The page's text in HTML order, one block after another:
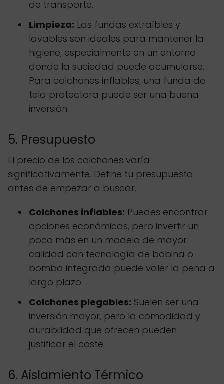
de transporte.
Limpieza: Las fundas extraíbles y
lavables son ideales para mantener la
higiene, especialmente en un entorno
donde la suciedad puede acumularse.
Para colchones inflables, una funda de
tela protectora puede ser una buena
inversión.
5. Presupuesto
El precio de los colchones varía
significativamente. Define tu presupuesto
antes de empezar a buscar.
Colchones inflables: Puedes encontrar
opciones económicas, pero invertir un
poco más en un modelo de mayor
calidad con tecnología de bobina o
bomba integrada puede valer la pena a
largo plazo.
Colchones plegables: Suelen ser una
inversión mayor, pero la comodidad y
durabilidad que ofrecen pueden
justificar el coste.
6. Aislamiento Térmico